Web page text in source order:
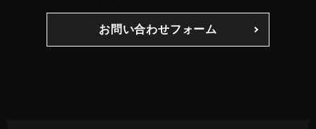
お問い合わせフォーム